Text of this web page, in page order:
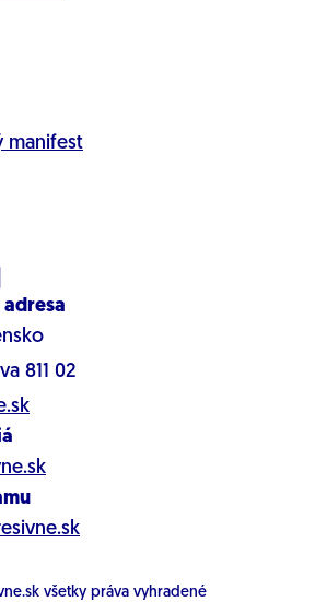
manifest
adresa
811 02
všetky práva vyhradené